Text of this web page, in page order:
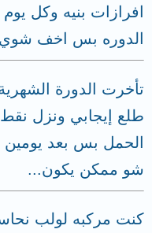
افرازات بنيه وكل
الدوره بس اخف
طلع إيجابي ونزل
الحمل بس بعد
شو ممكن يكون...